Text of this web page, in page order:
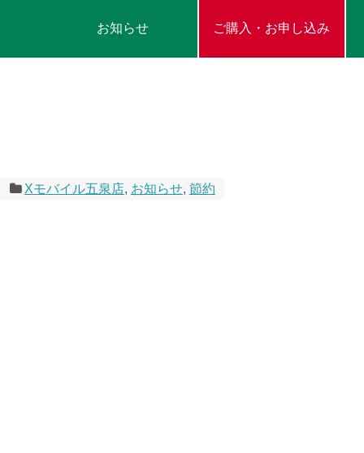
お知らせ ご購入・お申し込み
Xモバイル五泉店, お知らせ, 節約